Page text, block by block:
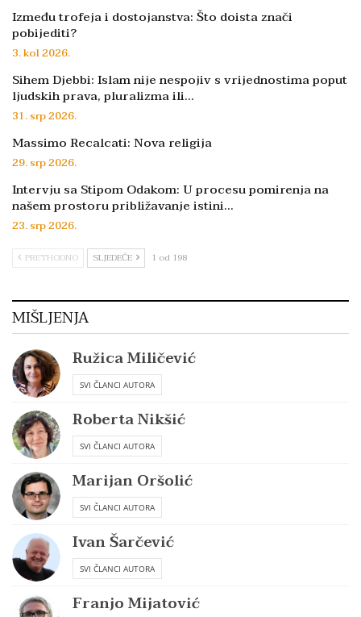
Između trofeja i dostojanstva: Što doista znači
pobijediti?
3. kol 2026.
Sihem Djebbi: Islam nije nespojiv s vrijednostima poput
ljudskih prava, pluralizma ili…
31. srp 2026.
Massimo Recalcati: Nova religija
29. srp 2026.
Intervju sa Stipom Odakom: U procesu pomirenja na
našem prostoru približavanje istini…
23. srp 2026.
PRETHODNO SLJEDEĆE 1 od 198
MIŠLJENJA
Ružica Miličević
SVI ČLANCI AUTORA
Roberta Nikšić
SVI ČLANCI AUTORA
Marijan Oršolić
SVI ČLANCI AUTORA
Ivan Šarčević
SVI ČLANCI AUTORA
Franjo Mijatović